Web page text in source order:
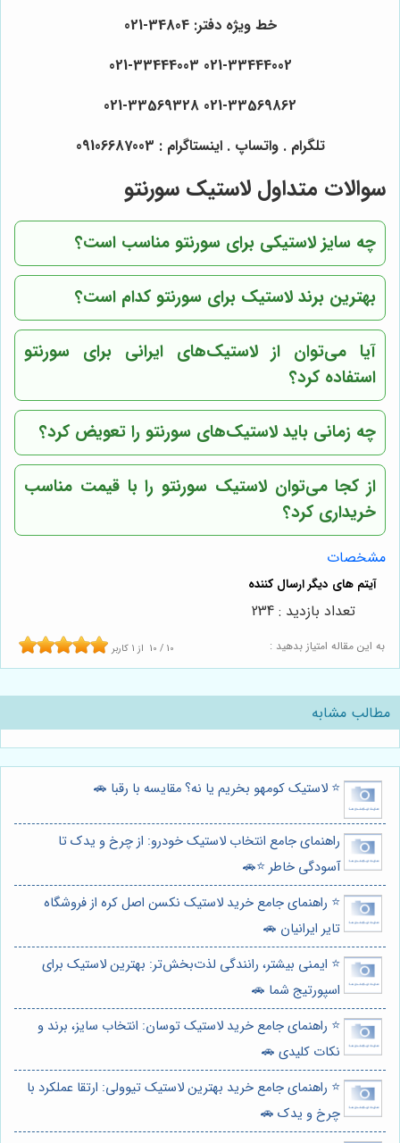
خط ویژه دفتر: 34804-021
021-33444002 021-33444003
021-33569862 021-33569328
تلگرام . واتساپ . اینستاگرام : 09106687003
سوالات متداول لاستیک سورنتو
چه سایز لاستیکی برای سورنتو مناسب است؟
بهترین برند لاستیک برای سورنتو کدام است؟
آیا می‌توان از لاستیک‌های ایرانی برای سورنتو
استفاده کرد؟
چه زمانی باید لاستیک‌های سورنتو را تعویض کرد؟
از کجا می‌توان لاستیک سورنتو را با قیمت مناسب
خریداری کرد؟
مشخصات
به این مقاله امتیاز بدهید : 10 / 10 از 1 کاربر
تعداد بازدید : 234
مطالب مشابه
⭐️ لاستیک کومهو بخریم یا نه؟ مقایسه با رقبا 🚗
راهنمای جامع انتخاب لاستیک خودرو: از چرخ و یدک تا
آسودگی خاطر ⭐️🚗
⭐️ راهنمای جامع خرید لاستیک نکسن اصل کره از فروشگاه
تایر ایرانیان 🚗
⭐️ ایمنی بیشتر، رانندگی لذت‌بخش‌تر: بهترین لاستیک برای
اسپورتیج شما 🚗
⭐️ راهنمای جامع خرید لاستیک توسان: انتخاب سایز، برند و
نکات کلیدی 🚗
⭐️ راهنمای جامع خرید بهترین لاستیک تیوولی: ارتقا عملکرد با
چرخ و یدک 🚗